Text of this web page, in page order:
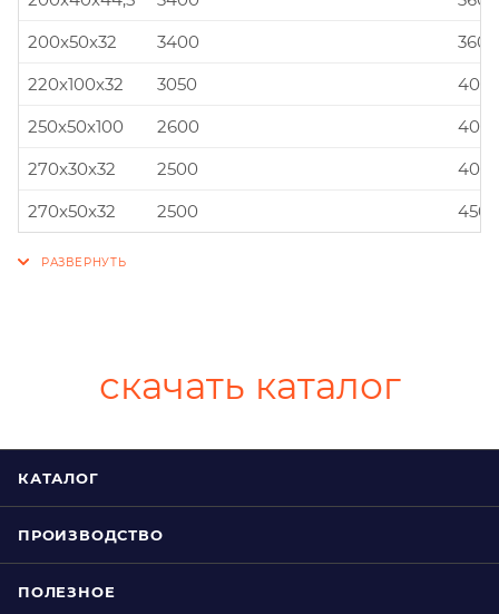
200x50x32
3400
220x100x32
3050
250x50x100
2600
270x30x32
2500
270x50x32
2500
скачать каталог
КАТАЛОГ
ПРОИЗВОДСТВО
ПОЛЕЗНОЕ